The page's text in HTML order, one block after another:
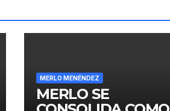
MERLO MENÉNDEZ
MERLO SE